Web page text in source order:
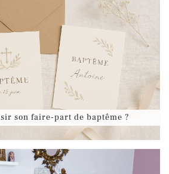
son faire-part de baptême ?